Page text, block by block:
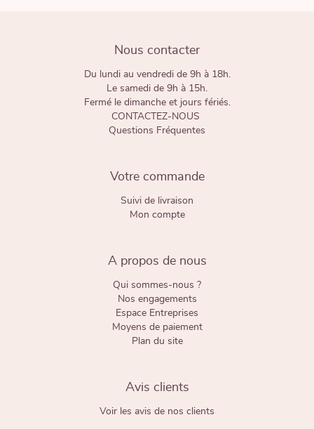
Nous contacter
Du lundi au vendredi de 9h à 18h.
Le samedi de 9h à 15h.
Fermé le dimanche et jours fériés.
CONTACTEZ-NOUS
Questions Fréquentes
Votre commande
Suivi de livraison
Mon compte
A propos de nous
Qui sommes-nous ?
Nos engagements
Espace Entreprises
Moyens de paiement
Plan du site
Avis clients
Voir les avis de nos clients